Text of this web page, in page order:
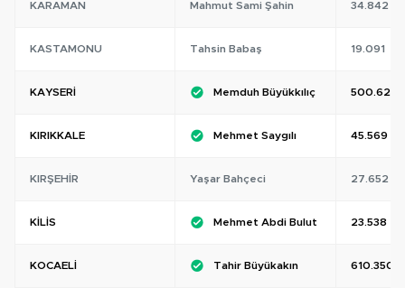
KARAMAN Mahmut Sami Şahin 34.842
KASTAMONU Tahsin Babaş 19.091
KAYSERI Memduh Büyükkılıç 500.621
KIRIKKALE Mehmet Saygılı 45.569
KIRŞEHIR Yaşar Bahçeci 27.652
KILIS Mehmet Abdi Bulut 23.538
KOCAELI Tahir Büyükakın 610.350